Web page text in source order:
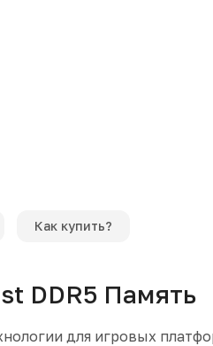
Как купить?
DDR5 Память
для игровых